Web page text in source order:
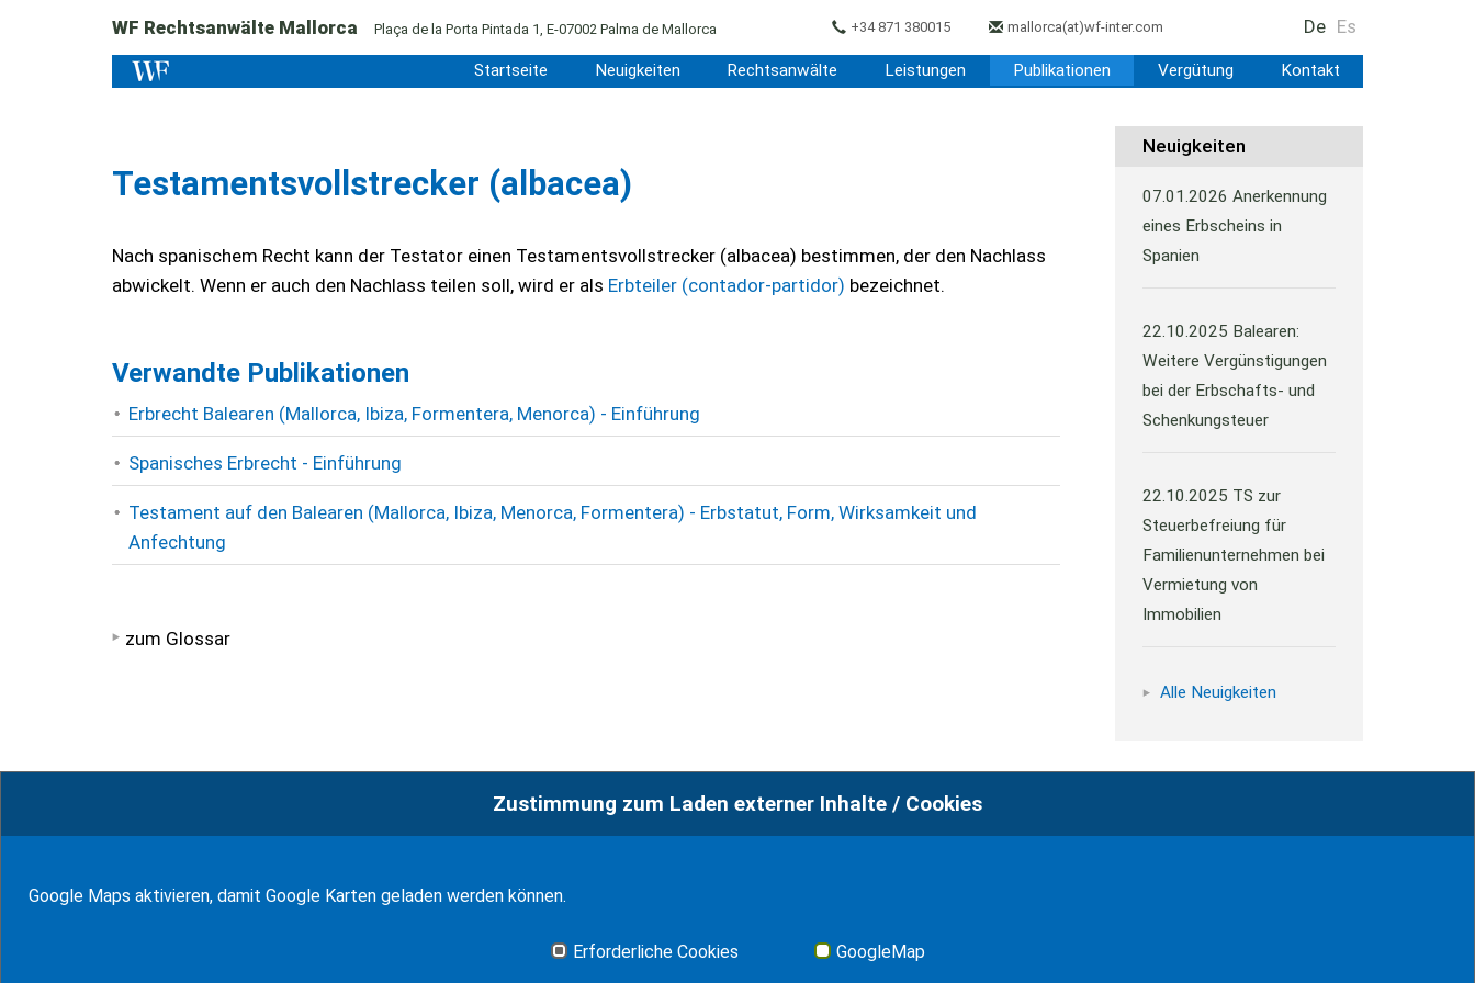
WF Rechtsanwälte Mallorca Plaça de la Porta Pintada 1, E-07002 Palma de Mallorca mallorca(at)wf-inter.com
+34 871 380015 De Es
Startseite Neuigkeiten Rechtsanwälte Leistungen Publikationen Vergütung Kontakt
Testamentsvollstrecker (albacea)
Nach spanischem Recht kann der Testator einen Testamentsvollstrecker (albacea) bestimmen, der den Nachlass
abwickelt. Wenn er auch den Nachlass teilen soll, wird er als Erbteiler (contador-partidor) bezeichnet.
Verwandte Publikationen
Erbrecht Balearen (Mallorca, Ibiza, Formentera, Menorca) - Einführung
Spanisches Erbrecht - Einführung
Testament auf den Balearen (Mallorca, Ibiza, Menorca, Formentera) - Erbstatut, Form, Wirksamkeit und
Anfechtung
zum Glossar
Neuigkeiten
07.01.2026Anerkennung
eines Erbscheins in
Spanien
22.10.2025 Balearen:
Weitere Vergünstigungen
bei der Erbschafts- und
Schenkungsteuer
22.10.2025 TS zur
Steuerbefreiung für
Familienunternehmen bei
Vermietung von
Immobilien
Alle Neuigkeiten
Impressum
Zustimmung zum Laden externer Inhalte / Cookies
Google Maps aktivieren, damit Google Karten geladen werden können.
Erforderliche Cookies GoogleMap